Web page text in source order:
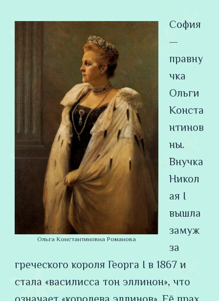
Ольга Константиновна Романова
София
—
правну
чка
Ольги
Конста
нтинов
ны.
Внучка
Никол
ая I
вышла
замуж
за
греческого короля Георга I в 1867 и
стала «василисса тон эллинон», что